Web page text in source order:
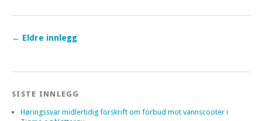
← Eldre innlegg
SISTE INNLEGG
Høringssvar midlertidig forskrift om forbud mot vannscooter i